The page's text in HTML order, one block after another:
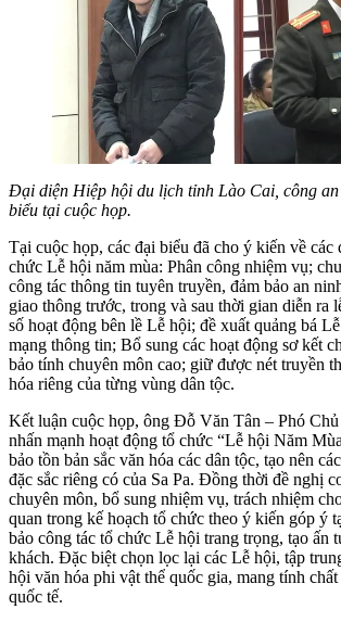
Đại diện Hiệp hội du lịch tỉnh Lào Cai, công an
biểu tại cuộc họp.
Tại cuộc họp, các đại biểu đã cho ý kiến về các
chức Lễ hội năm mùa: Phân công nhiệm vụ;
công tác thông tin tuyên truyền, đảm bảo an
giao thông trước, trong và sau thời gian diễn ra
số hoạt động bên lề Lễ hội; đề xuất quảng bá
mạng thông tin; Bổ sung các hoạt động sơ kết
bảo tính chuyên môn cao; giữ được nét truyền
hóa riêng của từng vùng dân tộc.
Kết luận cuộc họp, ông Đỗ Văn Tân – Phó
nhấn mạnh hoạt động tổ chức “Lễ hội Năm
bảo tồn bản sắc văn hóa các dân tộc, tạo nên
đặc sắc riêng có của Sa Pa. Đồng thời đề nghị
chuyên môn, bổ sung nhiệm vụ, trách nhiệm
quan trong kế hoạch tổ chức theo ý kiến góp ý
bảo công tác tổ chức Lễ hội trang trọng, tạo ấn
khách. Đặc biệt chọn lọc lại các Lễ hội, tập
hội văn hóa phi vật thể quốc gia, mang tính
quốc tế.